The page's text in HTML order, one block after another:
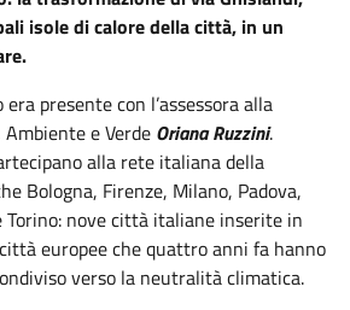
isole di calore della città, in un
presente con l’assessora alla
e Verde Oriana Ruzzini.
alla rete italiana della
Bologna, Firenze, Milano, Padova,
Torino: nove città italiane inserite in
europee che quattro anni fa hanno
verso la neutralità climatica.